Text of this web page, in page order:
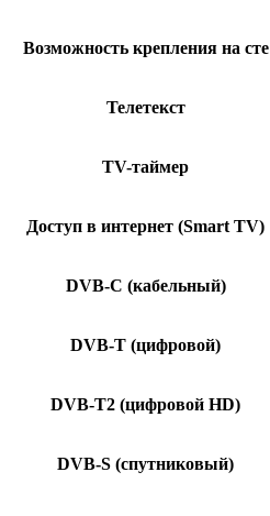
Возможность крепления на сте
Телетекст
TV-таймер
Доступ в интернет (Smart TV)
DVB-C (кабельный)
DVB-T (цифровой)
DVB-T2 (цифровой HD)
DVB-S (спутниковый)